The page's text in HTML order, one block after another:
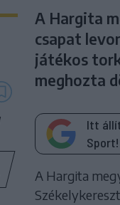
A Hargita
csapat
játékos
meghozta
Itt
Sport!
A Hargita